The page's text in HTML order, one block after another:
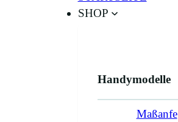
SHOP
Handymodelle
Maßanfe